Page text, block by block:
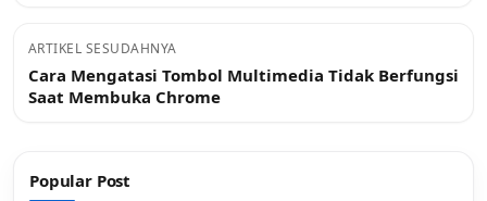
ARTIKEL SESUDAHNYA
Cara Mengatasi Tombol Multimedia Tidak Berfungsi
Saat Membuka Chrome
Popular Post